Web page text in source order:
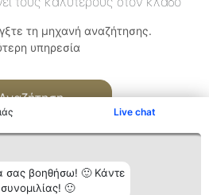
Live chat
σας βοηθήσω! 🙂 Κάντε
🙂
τη μηχανή αναζήτησης.
υπηρεσία